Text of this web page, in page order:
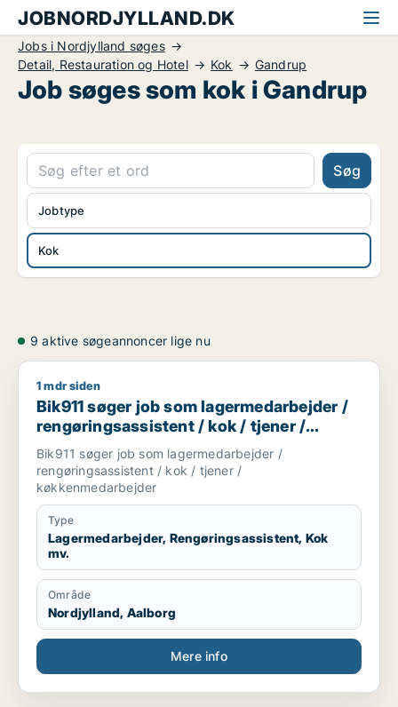
JOBNORDJYLLAND.DK
Jobs i Nordjylland søges
Detail, Restauration og Hotel
Kok Gandrup
Job søges som kok i Gandrup
Søg
Kok
Jobtype
9 aktive søgeannoncer lige nu
Bik911 søger job som lagermedarbejder /
1 mdr siden
Bik911 søger job som lagermedarbejder /
rengøringsassistent / kok / tjener /
køkkenmedarbejder
Bik911 søger job som lagermedarbejder /
rengøringsassistent / kok / tjener /
køkkenmedarbejder
Type
Lagermedarbejder, Rengøringsassistent, Kok
mv.
Område
Nordjylland, Aalborg
Mere info